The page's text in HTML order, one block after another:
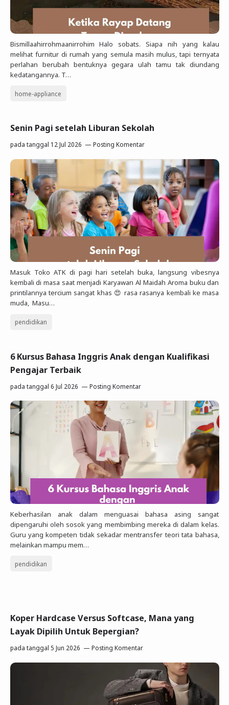
Bismillaahirrohmaanirrohim Halo sobats. Siapa nih yang kalau
melihat furnitur di rumah yang semula masih mulus, tapi ternyata
perlahan berubah bentuknya gegara ulah tamu tak diundang
kedatangannya. T…
home-appliance
Senin Pagi setelah Liburan Sekolah
pada tanggal 12 Jul 2026 Posting Komentar
Masuk Toko ATK di pagi hari setelah buka, langsung vibesnya
kembali di masa saat menjadi Karyawan Al Maidah Aroma buku dan
printilannya tercium sangat khas 😍 rasa rasanya kembali ke masa
muda, Masu…
pendidikan
6 Kursus Bahasa Inggris Anak dengan Kualifikasi
Pengajar Terbaik
pada tanggal 6 Jul 2026 Posting Komentar
Keberhasilan anak dalam menguasai bahasa asing sangat
dipengaruhi oleh sosok yang membimbing mereka di dalam kelas.
Guru yang kompeten tidak sekadar mentransfer teori tata bahasa,
melainkan mampu mem…
pendidikan
Koper Hardcase Versus Softcase, Mana yang
Layak Dipilih Untuk Bepergian?
pada tanggal 5 Jun 2026 Posting Komentar